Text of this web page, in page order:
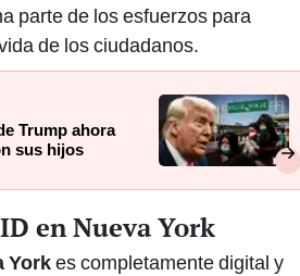
parte de los esfuerzos para
de los ciudadanos.
Trump ahora
sus hijos
en Nueva York
Yorkes completamente digital y